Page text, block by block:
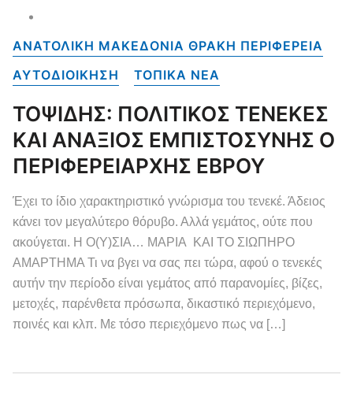
ΑΝΑΤΟΛΙΚΗ ΜΑΚΕΔΟΝΙΑ ΘΡΑΚΗ ΠΕΡΙΦΕΡΕΙΑ
ΑΥΤΟΔΙΟΙΚΗΣΗ
ΤΟΠΙΚΑ NEA
ΤΟΨΙΔΗΣ: ΠΟΛΙΤΙΚΟΣ ΤΕΝΕΚΕΣ
ΚΑΙ ΑΝΑΞΙΟΣ ΕΜΠΙΣΤΟΣΥΝΗΣ Ο
ΠΕΡΙΦΕΡΕΙΑΡΧΗΣ ΕΒΡΟΥ
Έχει το ίδιο χαρακτηριστικό γνώρισμα του τενεκέ. Άδειος
κάνει τον μεγαλύτερο θόρυβο. Αλλά γεμάτος, ούτε που
ακούγεται. Η Ο(Υ)ΣΙΑ… ΜΑΡΙΑ ΚΑΙ ΤΟ ΣΙΩΠΗΡΟ
ΑΜΑΡΤΗΜΑ Τι να βγει να σας πει τώρα, αφού ο τενεκές
αυτήν την περίοδο είναι γεμάτος από παρανομίες, βίζες,
μετοχές, παρένθετα πρόσωπα, δικαστικό περιεχόμενο,
ποινές και κλπ. Με τόσο περιεχόμενο πως να […]